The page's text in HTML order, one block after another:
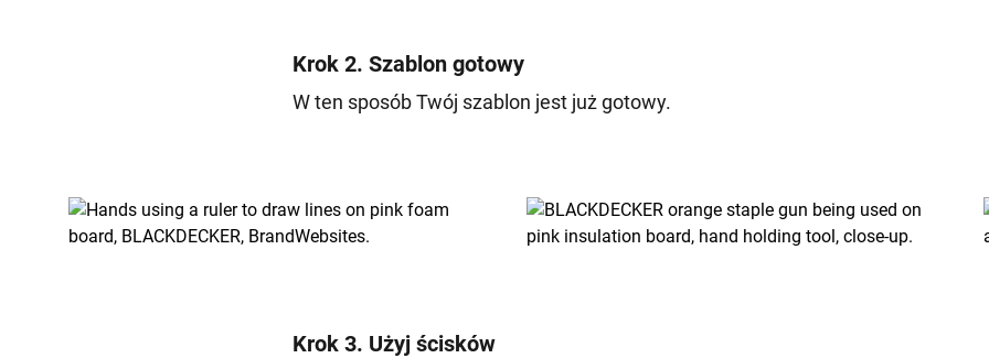
Krok 2. Szablon gotowy
W ten sposób Twój szablon jest już gotowy.
Krok 3. Użyj ścisków